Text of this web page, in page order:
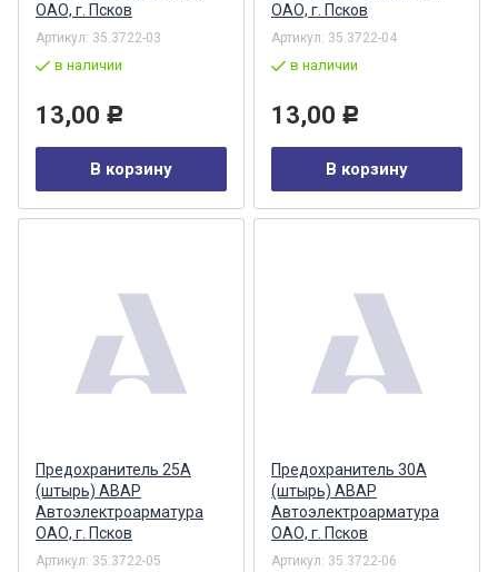
ОАО, г. Псков
Артикул: 35.3722-03
в наличии
13,00 Р
В корзину
ОАО, г. Псков
Артикул: 35.3722-04
в наличии
13,00 Р
В корзину
Предохранитель 25А
(штырь) АВАР
Автоэлектроарматура
ОАО, г. Псков
Артикул: 35.3722-05
Предохранитель 30А
(штырь) АВАР
Автоэлектроарматура
ОАО, г. Псков
Артикул: 35.3722-06